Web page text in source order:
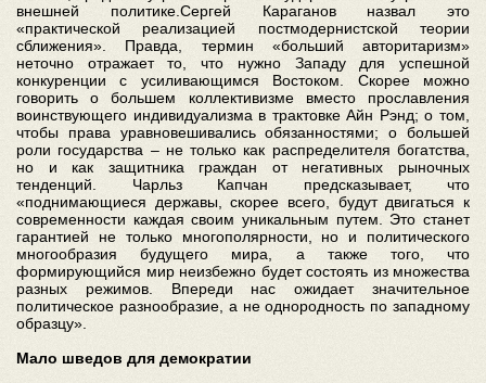
внешней политике.Сергей Караганов назвал это
«практической реализацией постмодернистской теории
сближения». Правда, термин «больший авторитаризм»
неточно отражает то, что нужно Западу для успешной
конкуренции с усиливающимся Востоком. Скорее можно
говорить о большем коллективизме вместо прославления
воинствующего индивидуализма в трактовке Айн Рэнд; о том,
чтобы права уравновешивались обязанностями; о большей
роли государства – не только как распределителя богатства,
но и как защитника граждан от негативных рыночных
тенденций. Чарльз Капчан предсказывает, что
«поднимающиеся державы, скорее всего, будут двигаться к
современности каждая своим уникальным путем. Это станет
гарантией не только многополярности, но и политического
многообразия будущего мира, а также того, что
формирующийся мир неизбежно будет состоять из множества
разных режимов. Впереди нас ожидает значительное
политическое разнообразие, а не однородность по западному
образцу».
Мало шведов для демократии